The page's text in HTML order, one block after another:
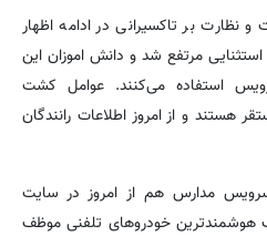
نظارت بر تاکسیرانی در ادامه اظهار
مرتفع شد و دانش اموزان این
استفاده می‌کنند. عوامل کشت
در ۶۰ نقطه مستقر هستند و از امروز اطلاعات رانندگان
سرویس مدارس هم از امروز در سایت
هوشمندترین خودروهای تلفنی موظف